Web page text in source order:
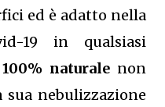
ed è adatto nella
19 in qualsiasi
100% naturale non
sua nebulizzazione